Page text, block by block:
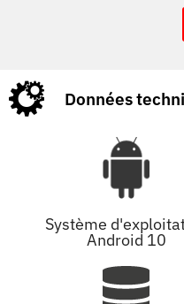
Données
Système
Android 10